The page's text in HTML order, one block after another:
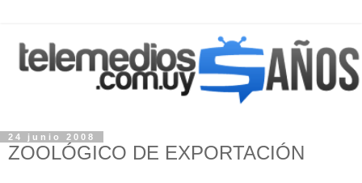
24 junio 2008
ZOOLÓGICO DE EXPORTACIÓN